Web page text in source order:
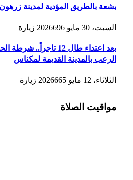
بشعة بالطريق المؤدية لمدينة زرهون
السبت، 30 مايو 2026 696 زيارة
بعد اعتداء طال 12
الرعب بالمدينة القديمة لمكناس
الثلاثاء، 12 مايو 2026 665 زيارة
مواقيت الصلاة